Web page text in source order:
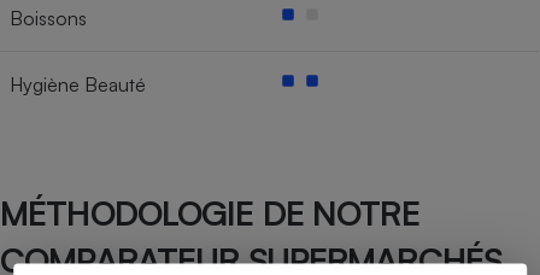
Boissons
Hygiène Beauté
MÉTHODOLOGIE DE NOTRE
COMPARATEUR SUPERMARCHÉS